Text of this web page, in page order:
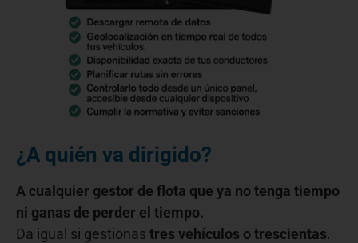
¿A quién va dirigido?
A cualquier gestor de flota que ya no tenga tiempo
ni ganas de perder el tiempo.
Da igual si gestionas tres vehículos o trescientas.